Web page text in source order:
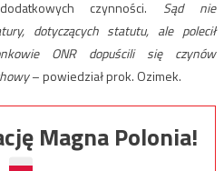
czynności. Sąd nie
dotyczących statutu, ale polecił
ONR dopuścili się czynów
– powiedział prok. Ozimek.
Magna Polonia!